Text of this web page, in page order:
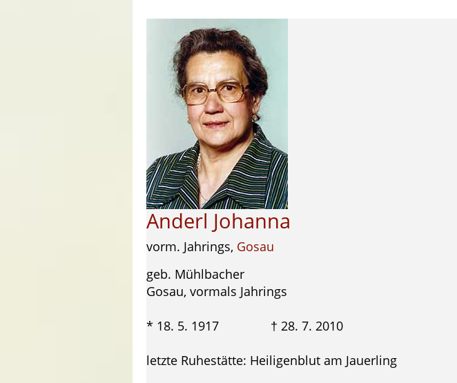
Anderl Johanna
vorm. Jahrings, Gosau
geb. Mühlbacher
Gosau, vormals Jahrings
* 18. 5. 1917 † 28. 7. 2010
letzte Ruhestätte: Heiligenblut am Jauerling